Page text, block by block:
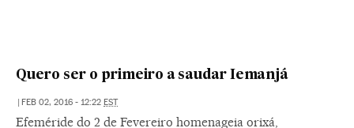
Quero ser o primeiro a saudar Iemanjá
| FEB 02, 2016 - 12:22 EST
Efeméride do 2 de Fevereiro homenageia orixá,